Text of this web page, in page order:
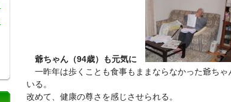
爺ちゃん（94歳）も元気に
一昨年は歩くことも食事もままならなかった爺ち
いる。
改めて、健康の尊さを感じさせられる。